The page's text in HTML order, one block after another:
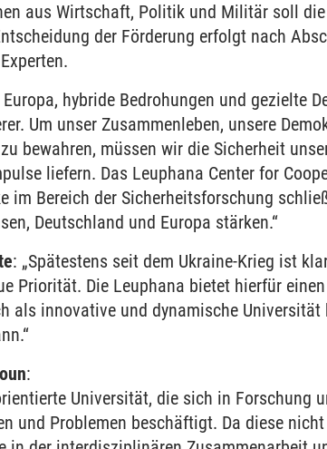
aus Wirtschaft, Politik und Militär soll
der Förderung erfolgt nach
Europa, hybride Bedrohungen und gezielte
Um unser Zusammenleben, unsere
bewahren, müssen wir die Sicherheit
liefern. Das Leuphana Center for
im Bereich der Sicherheitsforschung
Deutschland und Europa stärken.“
: „Spätestens seit dem Ukraine-Krieg ist
Priorität. Die Leuphana bietet hierfür
als innovative und dynamische
:
Universität, die sich in Forschung
und Problemen beschäftigt. Da diese